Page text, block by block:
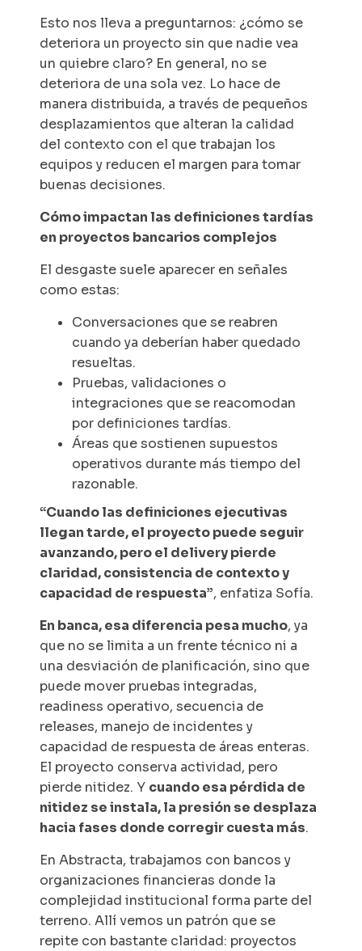
Esto nos lleva a preguntarnos: ¿cómo se
deteriora un proyecto sin que nadie vea
un quiebre claro? En general, no se
deteriora de una sola vez. Lo hace de
manera distribuida, a través de pequeños
desplazamientos que alteran la calidad
del contexto con el que trabajan los
equipos y reducen el margen para tomar
buenas decisiones.
Cómo impactan las definiciones tardías
en proyectos bancarios complejos
El desgaste suele aparecer en señales
como estas:
Conversaciones que se reabren
cuando ya deberían haber quedado
resueltas.
Pruebas, validaciones o
integraciones que se reacomodan
por definiciones tardías.
Áreas que sostienen supuestos
operativos durante más tiempo del
razonable.
“Cuando las definiciones ejecutivas
llegan tarde, el proyecto puede seguir
avanzando, pero el deliverypierde
claridad, consistencia de contexto y
capacidad de respuesta”, enfatiza Sofía.
En banca, esa diferencia pesa mucho, ya
que no se limita a un frente técnico ni a
una desviación de planificación, sino que
puede mover pruebas integradas,
readiness operativo, secuencia de
releases, manejo de incidentes y
capacidad de respuesta de áreas enteras.
El proyecto conserva actividad, pero
pierde nitidez. Y cuando esa pérdida de
nitidez se instala, la presión se desplaza
hacia fases donde corregir cuesta más.
En Abstracta, trabajamos con bancos y
organizaciones financieras donde la
complejidad institucional forma parte del
terreno. Allí vemos un patrón que se
repite con bastante claridad: proyectos